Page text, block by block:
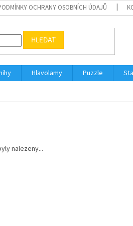
OCHRANY OSOBNÍCH ÚDAJŮ
HLEDAT
Hlavolamy Puzzle
nalezeny...